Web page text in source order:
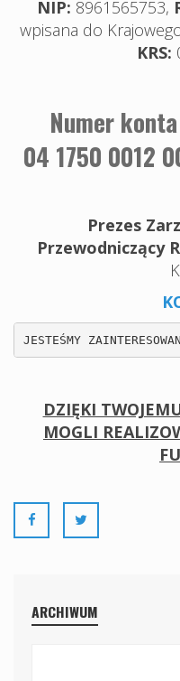
NIP: 8961565753,
wpisana do
KRS:
Numer
04 1750 0012
Prezes
Przewodniczący
DZIĘKI
MOGLI
ARCHIWUM